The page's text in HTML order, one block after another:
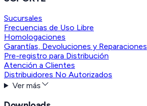
Sucursales
Frecuencias de Uso Libre
Homologaciones
Garantías, Devoluciones y Reparaciones
Pre-registro para Distribución
Atención a Clientes
Distribuidores No Autorizados
Ver más